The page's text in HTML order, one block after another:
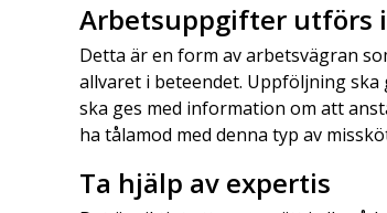
Arbetsuppgifter utförs
Detta är en form av arbetsvägran
allvaret i beteendet. Uppföljning
ska ges med information om att
ha tålamod med denna typ av
Ta hjälp av expertis